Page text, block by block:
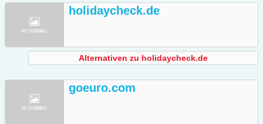
holidaycheck.de
Alternativen zu holidaycheck.de
goeuro.com